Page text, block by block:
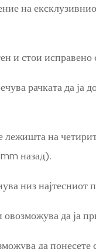
на
и стои исправено
рачката да ја
на
назад).
низ најтесниот
да ја
да